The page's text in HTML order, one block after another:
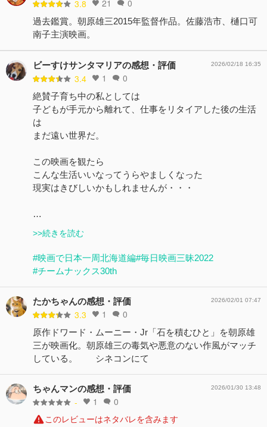
3.8 21 0
過去鑑賞。朝原雄三2015年監督作品。佐藤浩市、樋口可
南子主演映画。
ビーすけサンタマリアの感想・評価
3.4 1 0
2026/02/18 16:35
絶賛子育ち中の私としては
子どもが手元から離れて、仕事をリタイアした後の生活
は
まだ遠い世界だ。
この映画を観たら
こんな生活いいなってうらやましくなった
現実はきびしいかもしれませんが・・・
…
>>続きを読む
#映画で日本一周北海道編#毎日映画三昧2022
#チームナックス30th
たかちゃんの感想・評価
3.3 1 0
2026/02/01 07:47
原作ドワード・ムーニー・Jr「石を積むひと」を朝原雄
三が映画化。朝原雄三の毒気や悪意のない作風がマッチ
している。 シネコンにて
ちゃんマンの感想・評価
- 1 0
2026/01/30 13:48
このレビューはネタバレを含みます